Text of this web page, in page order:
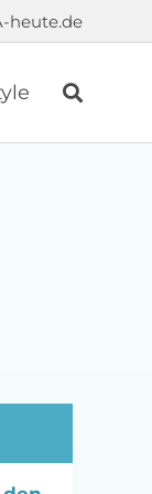
heute.de